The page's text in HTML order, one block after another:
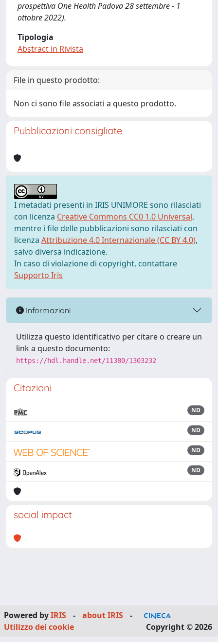
prospettiva One Health Padova 28 settembre - 1
ottobre 2022).
Tipologia
Abstract in Rivista
File in questo prodotto:
Non ci sono file associati a questo prodotto.
Pubblicazioni consigliate
I metadati presenti in IRIS UNIMORE sono rilasciati
con licenza Creative Commons CC0 1.0 Universal,
mentre i file delle pubblicazioni sono rilasciati con
licenza Attribuzione 4.0 Internazionale (CC BY 4.0),
salvo diversa indicazione.
In caso di violazione di copyright, contattare
Supporto Iris
Informazioni
Utilizza questo identificativo per citare o creare un
link a questo documento:
https://hdl.handle.net/11380/1303232
Citazioni
ND
ND
ND
ND
social impact
Powered byIRIS - about IRIS
-
Utilizzo dei cookie
Copyright © 2026